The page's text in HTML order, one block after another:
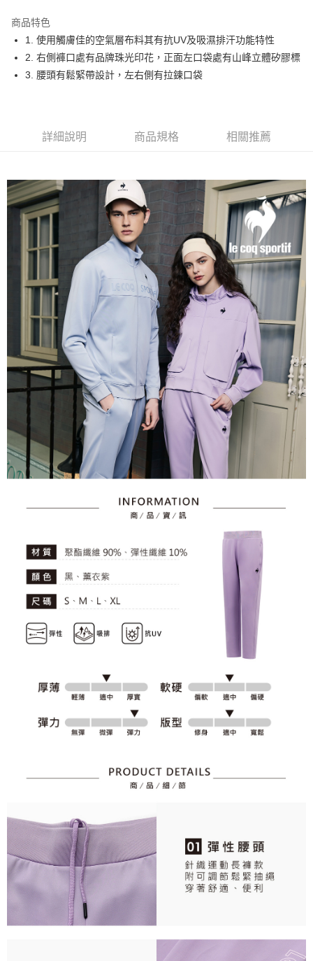
悠遊付
大哥付你分期
相關說明
成交易。
法說明評估內容。
【繳款方式說明】
1.分期款項不併入電信帳單，「大哥付你分期」於每月結算日後寄送繳費提
醒簡訊。
2.透過簡訊連結打開帳單後，可選擇「超商條碼／台灣大直營門市／銀行轉
帳／街口支付／iPASS MONEY」等通路繳費。
【注意事項】
1.本服務係由「台灣大哥大股份有限公司」（以下簡稱本公司）所提供，讓
用戶於交易時，得透過本服務購買商品或服務，並由商店將買賣／分期付款
買賣價金債權讓與本公司後，依約使用本公司帳單繳交帳款。
2.基於同意付款使用「大哥付你分期」之契約關係目的，商店將以您的個人
資料（包含姓名、電話或地址）提供予台灣大哥大進項蒐集、處理及利用，
由本公司與您本人進行分期帳單所需資料之確認、核對及更正。
3.完整用戶服務條款，請詳閱以下連結： https://oppay.tw/userRule
【關於「AFTEE先享後付」】
AFTEE先享後付是「在收到商品之後才付款」的支付方式。 讓您購物簡單
２．便利：只要手機號碼，簡訊認證，即可結帳。
３．安心：先確認商品／服務後，再付款。
【「AFTEE先享後付」結帳流程】
１．於結帳方式選擇「AFTEE先享後付」後，將跳轉至「AFTEE先享後付」
結帳頁面，進行簡訊認證並確認金額後，即可完成結帳。
２．訂單成立數日內，您將收到繳費通知簡訊。
３．收到繳費通知簡訊後14天內，點擊此簡訊中的連結，可透過四大超商／
ATM／網路銀行／等多元方式進行付款，方視為交易完成。
※ 請注意：結帳手續完成當下不需立刻繳費，但若您需要取消訂單，請聯絡
購買商品的店家。未經商家同意取消之訂單仍視為有效，需透過AFTEE先享
後付繳納相關費用。
※ 交易是否成功請以「AFTEE先享後付 」之結帳頁面顯示為準，若有關於
是否繳費成功／繳費後需取消欲退款等相關疑問，請聯繫「AFTEE先享後付
客戶支援中心」
https://netprotections.freshdesk.com/support/home
【注意事項】
１．透過由恩沛科技股份有限公司提供之「AFTEE先享後付」服務完成之交
易，需依本服務之必要範圍內提供個人資料，並將交易相關給付款項請求債
權轉讓予恩沛科技股份有限公司。
２．關於個人資料處理事宜，請瀏覽以下網址：
https://aftee.tw/terms/#terms3
３．未成年的使用者請事先徵得法定代理人或監護人之同意方可使用
「AFTEE先享後付」，若未經同意申辦者引起之損失，本公司不負相關責
４．使用「AFTEE先享後付」時，將依據個別帳號之用戶狀況，依本公司即
時審查核予不同之上限額度；若仍有額度不足之情形，本公司將視審查結果
５．嚴禁一人註冊多個帳號或使用他人資訊註冊。若發現惡意使用之情形，
恩沛科技股份有限公司將有權停止該用戶之使用額度並採取法律行動。
ATM付款
全家取貨付款
免運費
付款後全家取貨
萊爾富取貨付款
付款後萊爾富取貨
免運費
7-11取貨付款
免運費
付款後7-11取貨
免運費
宅配
離島宅配
商品特色
1. 使用觸膚佳的空氣層布料其有抗UV及吸濕排汗功能特性
2. 右側褲口處有品牌珠光印花，正面左口袋處有山峰立體矽膠標
3. 腰頭有鬆緊帶設計，左右側有拉鍊口袋
詳細說明 商品規格 相關推薦